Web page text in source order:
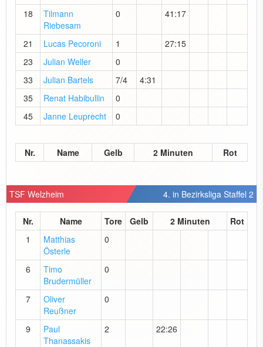
18
Tilmann
Riebesam
0 41:17
21 Lucas Pecoroni 1
27:15
23
Julian Weller
0
33
Julian Bartels 7/4
4:31
35
Renat Habibullin
0
45
Janne Leuprecht 0
Nr. Name Gelb 2 Minuten Rot
TSF Welzheim 4. in Bezirksliga Staffel 2
Nr. Name Tore Gelb 2 Minuten
Rot
1
Matthias
Österle
0
6
Timo
Brudermüller
0
7
Oliver
Reußner
0
9
Paul
Thanassakis
2 22:26